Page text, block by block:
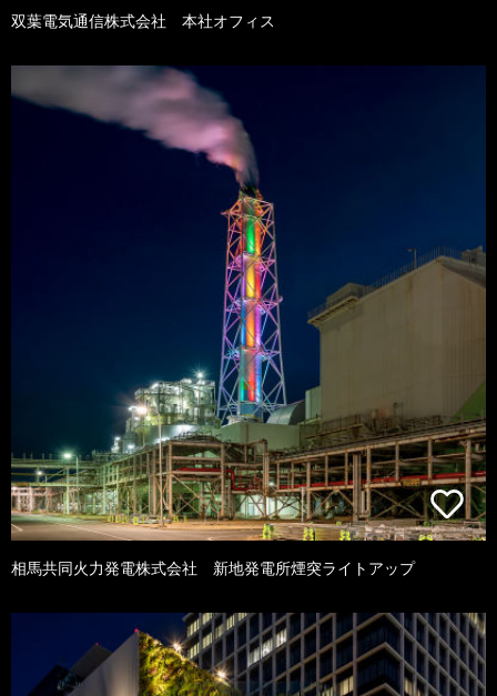
双葉電気通信株式会社 本社オフィス
相馬共同火力発電株式会社 新地発電所煙突ライトアップ